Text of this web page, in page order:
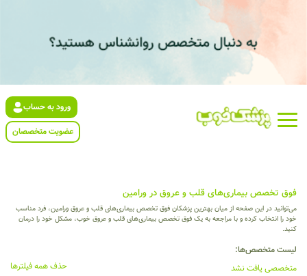
ورود به حساب
عضویت متخصصان
فوق تخصص بیماری‌های قلب و عروق در ورامین
می‌توانید در این صفحه از میان بهترین پزشکان فوق تخصص بیماری‌های قلب و عروق ورامین، فرد مناسب
خود را انتخاب کرده و با مراجعه به یک فوق تخصص بیماری‌های قلب و عروق خوب، مشکل خود را درمان
کنید.
لیست متخصص‌ها:
متخصصی یافت نشد
حذف همه فیلترها